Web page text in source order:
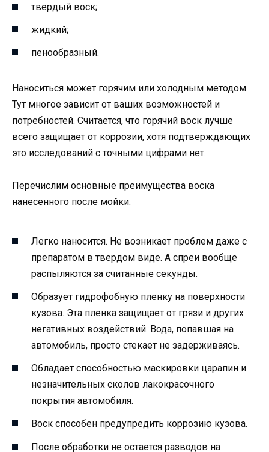
твердый воск;
жидкий;
пенообразный.
Наноситься может горячим или холодным методом.
Тут многое зависит от ваших возможностей и
потребностей. Считается, что горячий воск лучше
всего защищает от коррозии, хотя подтверждающих
это исследований с точными цифрами нет.
Перечислим основные преимущества воска
нанесенного после мойки.
Легко наносится. Не возникает проблем даже с
препаратом в твердом виде. А спреи вообще
распыляются за считанные секунды.
Образует гидрофобную пленку на поверхности
кузова. Эта пленка защищает от грязи и других
негативных воздействий. Вода, попавшая на
автомобиль, просто стекает не задерживаясь.
Обладает способностью маскировки царапин и
незначительных сколов лакокрасочного
покрытия автомобиля.
Воск способен предупредить коррозию кузова.
После обработки не остается разводов на